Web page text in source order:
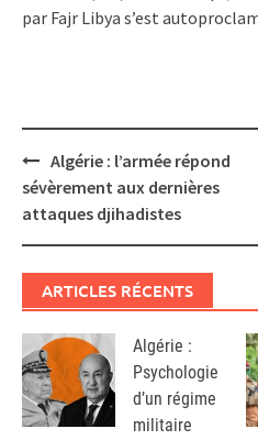
par Fajr Libya s’est
Post
navigation
Algérie : l’armée répond
sévèrement aux dernières
attaques djihadistes
ARTICLES RÉCENTS
Algérie :
Psychologie
d’un régime
militaire